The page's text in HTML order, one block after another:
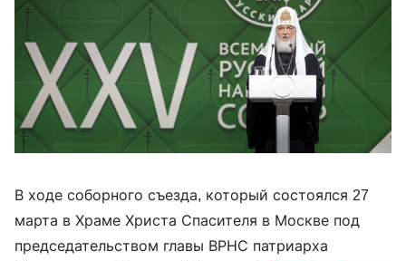
В ходе соборного съезда, который состоялся 27
марта в Храме Христа Спасителя в Москве под
председательством главы ВРНС патриарха